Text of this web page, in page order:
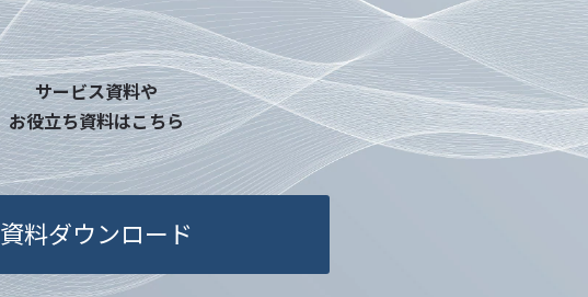
サービス資料や
お役立ち資料はこちら
資料ダウンロード